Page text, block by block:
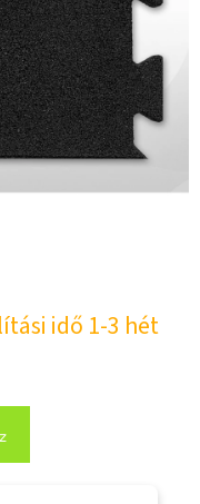
idő 1-3 hét